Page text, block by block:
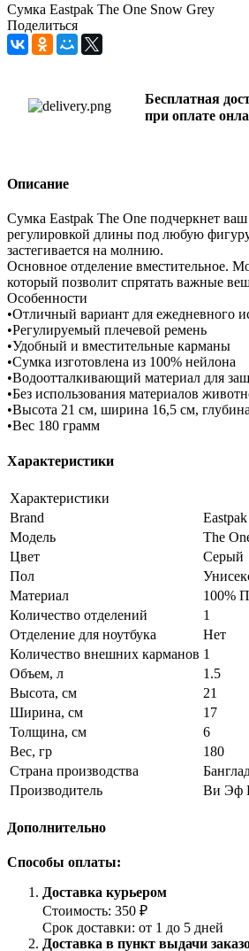
Сумка Eastpak The One Snow Grey
Поделиться
Бесплатная
при оплате
Описание
Сумка Eastpak The One подчеркнет
регулировкой длины под любую
застегивается на молнию.
Основное отделение вместительное.
который позволит спрятать важные
Особенности
•Отличный вариант для ежедневного
•Регулируемый плечевой ремень
•Удобный и вместительные карманы
•Сумка изготовлена из 100% нейлона
•Водоотталкивающий материал для
•Без использования материалов
•Высота 21 см, ширина 16,5 см,
•Вес 180 грамм
Характеристики
Характеристики
Brand
Eastpak
Модель
The
Цвет
Серый
Пол
Материал
100%
Количество отделений
1
Отделение для ноутбука
Нет
Количество внешних карманов 1
Объем, л
1.5
Высота, см
21
Ширина, см
17
Толщина, см
6
Вес, гр
180
Страна производства
Производитель
Ви Эф
Дополнительно
Способы оплаты:
Доставка курьером
Стоимость: 350 ₽
Срок доставки: от 1 до 5 дней
Доставка в пункт выдачи